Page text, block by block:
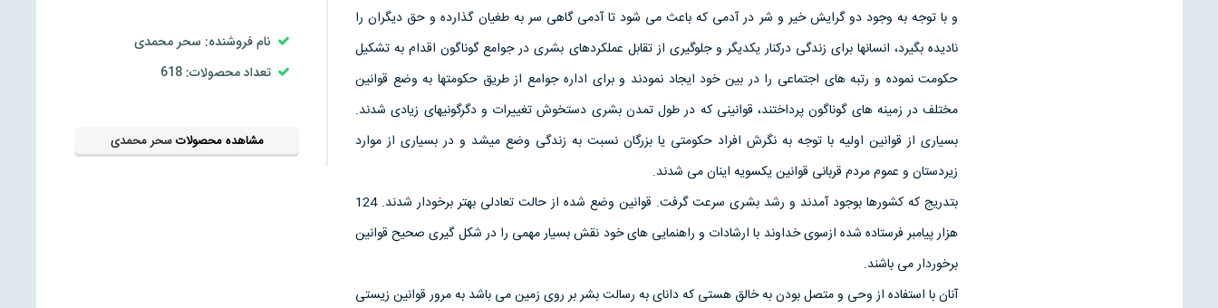
و با توجه به وجود دو گرایش خیر و شر در آدمی که باعث می شود تا آدمی گاهی سر به طغیان گذارده و حق دیگران را
نادیده بگیرد، انسانها برای زندگی درکنار یکدیگر و جلوگیری از تقابل عملکردهای بشری در جوامع گوناگون اقدام به تشکیل
حکومت نموده و رتبه های اجتماعی را در بین خود ایجاد نمودند و برای اداره جوامع از طریق حکومتها به وضع قوانین
مختلف در زمینه های گوناگون پرداختند، قوانینی که در طول تمدن بشری دستخوش تغییرات و دگرگونیهای زیادی شدند.
بسیاری از قوانین اولیه با توجه به نگرش افراد حکومتی یا بزرگان نسبت به زندگی وضع میشد و در بسیاری از موارد
زیردستان و عموم مردم قربانی قوانین یکسویه اینان می شدند.
بتدریج که کشورها بوجود آمدند و رشد بشری سرعت گرفت. قوانین وضع شده از حالت تعادلی بهتر برخودار شدند. 124
هزار پیامبر فرستاده شده ازسوی خداوند با ارشادات و راهنمایی های خود نقش بسیار مهمی را در شکل گیری صحیح قوانین
برخوردار می باشند.
آنان با استفاده از وحی و متصل بودن به خالق هستی که دانای به رسالت بشر بر روی زمین می باشد به مرور قوانین زیستی
نام فروشنده: سحر محمدی
تعداد محصولات: 618
مشاهده محصولاتسحر محمدی